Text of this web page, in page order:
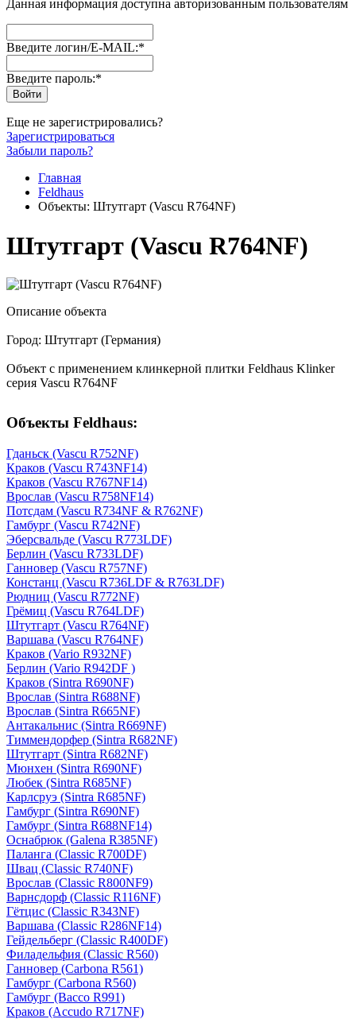
Данная информация доступна авторизованным пользователям
Введите логин/E-MAIL:*
Введите пароль:*
Еще не зарегистрировались?
Зарегистрироваться
Забыли пароль?
Главная
Feldhaus
Объекты: Штутгарт (Vascu R764NF)
Штутгарт (Vascu R764NF)
Описание объекта
Город: Штутгарт (Германия)
Объект с применением клинкерной плитки Feldhaus Klinker
серия Vascu R764NF
Объекты Feldhaus:
Гданьск (Vascu R752NF)
Краков (Vascu R743NF14)
Краков (Vascu R767NF14)
Врослав (Vascu R758NF14)
Потсдам (Vascu R734NF & R762NF)
Гамбург (Vascu R742NF)
Эберсвальде (Vascu R773LDF)
Берлин (Vascu R733LDF)
Ганновер (Vascu R757NF)
Констанц (Vascu R736LDF & R763LDF)
Рюдниц (Vascu R772NF)
Грёмиц (Vascu R764LDF)
Штутгарт (Vascu R764NF)
Варшава (Vascu R764NF)
Краков (Vario R932NF)
Берлин (Vario R942DF )
Краков (Sintra R690NF)
Врослав (Sintra R688NF)
Врослав (Sintra R665NF)
Антакальнис (Sintra R669NF)
Тиммендорфер (Sintra R682NF)
Штутгарт (Sintra R682NF)
Мюнхен (Sintra R690NF)
Любек (Sintra R685NF)
Карлсруэ (Sintra R685NF)
Гамбург (Sintra R690NF)
Гамбург (Sintra R688NF14)
Оснабрюк (Galena R385NF)
Паланга (Classic R700DF)
Швац (Classic R740NF)
Врослав (Classic R800NF9)
Варнсдорф (Classic R116NF)
Гётцис (Classic R343NF)
Варшава (Classic R286NF14)
Гейдельберг (Classic R400DF)
Филадельфия (Classic R560)
Ганновер (Carbona R561)
Гамбург (Carbona R560)
Гамбург (Bacco R991)
Краков (Accudo R717NF)